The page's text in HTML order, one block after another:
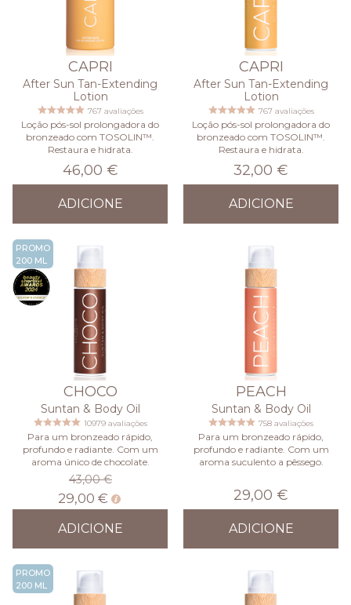
CAPRI
After Sun Tan-Extending
Lotion
767 avaliações
Loção pós-sol prolongadora do
bronzeado com TOSOLIN™.
Restaura e hidrata.
46,00 €
ADICIONE
CAPRI
After Sun Tan-Extending
Lotion
767 avaliações
Loção pós-sol prolongadora do
bronzeado com TOSOLIN™.
Restaura e hidrata.
32,00 €
ADICIONE
PROMO
200 ML
CHOCO
Suntan & Body Oil
10979 avaliações
Para um bronzeado rápido,
profundo e radiante. Com um
aroma único de chocolate.
43,00 €
29,00 €
ADICIONE
PEACH
Suntan & Body Oil
758 avaliações
Para um bronzeado rápido,
profundo e radiante. Com um
aroma suculento a pêssego.
29,00 €
ADICIONE
PROMO
200 ML